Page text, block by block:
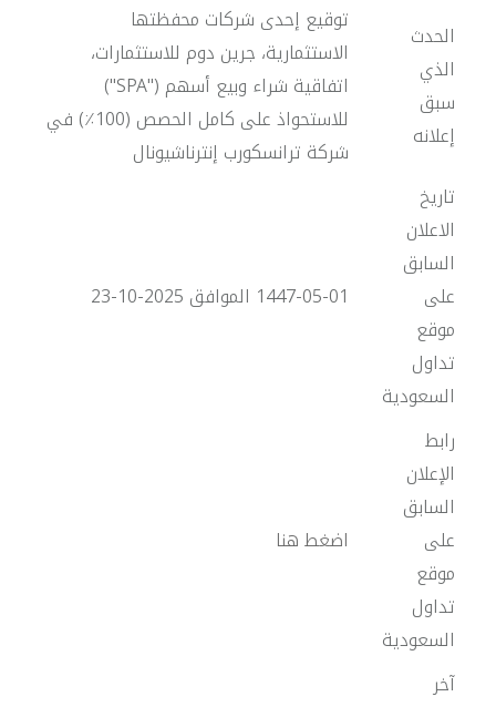
الحدث
الذي
سبق
إعلانه
توقيع إحدى شركات محفظتها
الاستثمارية، جرين دوم للاستثمارات،
اتفاقية شراء وبيع أسهم ("SPA")
للاستحواذ على كامل الحصص (100٪) في
شركة ترانسكورب إنترناشيونال
تاريخ
الاعلان
السابق
على
موقع
تداول
السعودية
1447-05-01 الموافق 2025-10-23
رابط
الإعلان
السابق
على
موقع
تداول
السعودية
اضغط هنا
آخر